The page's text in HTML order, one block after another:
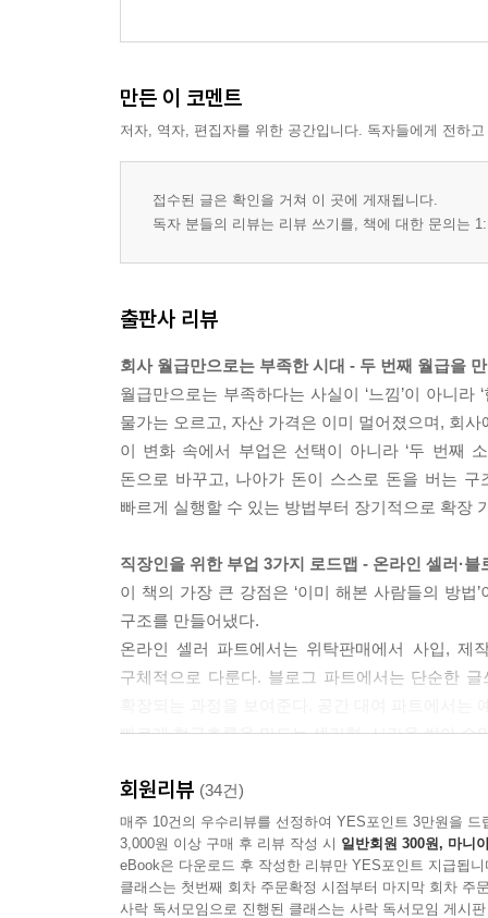
만든 이 코멘트
저자, 역자, 편집자를 위한 공간입니다. 독자들에게 전하
접수된 글은 확인을 거쳐 이 곳에 게재됩니다.
독자 분들의 리뷰는 리뷰 쓰기를, 책에 대한 문의는
출판사 리뷰
회사 월급만으로는 부족한 시대 - 두 번째 월급을
월급만으로는 부족하다는 사실이 ‘느낌’이 아니
물가는 오르고, 자산 가격은 이미 멀어졌으며, 회
이 변화 속에서 부업은 선택이 아니라 ‘두 번째
돈으로 바꾸고, 나아가 돈이 스스로 돈을 버는
빠르게 실행할 수 있는 방법부터 장기적으로 확장
직장인을 위한 부업 3가지 로드맵 - 온라인 셀러·
이 책의 가장 큰 강점은 ‘이미 해본 사람들의 방
구조를 만들어냈다.
온라인 셀러 파트에서는 위탁판매에서 사입, 제
구체적으로 다룬다. 블로그 파트에서는 단순한
빠르게 현금흐름을 만드는 셀러형, 시간을 쌓아
맞는 수익 구조를 설계하는 기준을 갖게 된다.
“모두에게 맞는 부업은 없다” - 실패를 줄이고 바
많은 사람이 부업에 실패하는 이유는 단순하다.
함정을 정확히 짚는다. 무작정 실행하기 전에, 어
회원리뷰 (34건)
매주 10건의 우수리뷰를 선정하여 YES포인트 3만원을 드
3,000원 이상 구매 후 리뷰 작성 시 일반회원 300원, 마니
eBook은 다운로드 후 작성한 리뷰만 YES포인트 지급됩니
클래스는 첫번째 회차 주문확정 시점부터 마지막 회차 주
사락 독서모임으로 진행된 클래스는 사락 독서모임 게시